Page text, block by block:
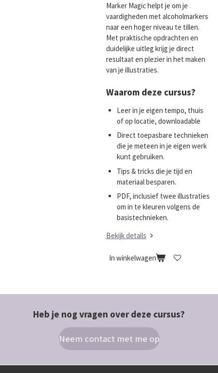
Marker Magic helpt je om je
vaardigheden met alcoholmarkers
naar een hoger niveau te tillen.
Met praktische opdrachten en
duidelijke uitleg krijg je direct
resultaat en plezier in het maken
van je illustraties.
Waarom deze cursus?
Leer in je eigen tempo, thuis
of op locatie, downloadable
Direct toepasbare technieken
die je meteen in je eigen werk
kunt gebruiken.
Tips & tricks die je tijd en
materiaal besparen.
PDF, inclusief twee illustraties
om in te kleuren volgens de
basistechnieken.
Bekijk details
In winkelwagen
Heb je nog vragen over deze cursus?
Neem contact met me op